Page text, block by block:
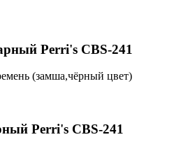
Perri's CBS-241
(замша,чёрный цвет)
Perri's CBS-241